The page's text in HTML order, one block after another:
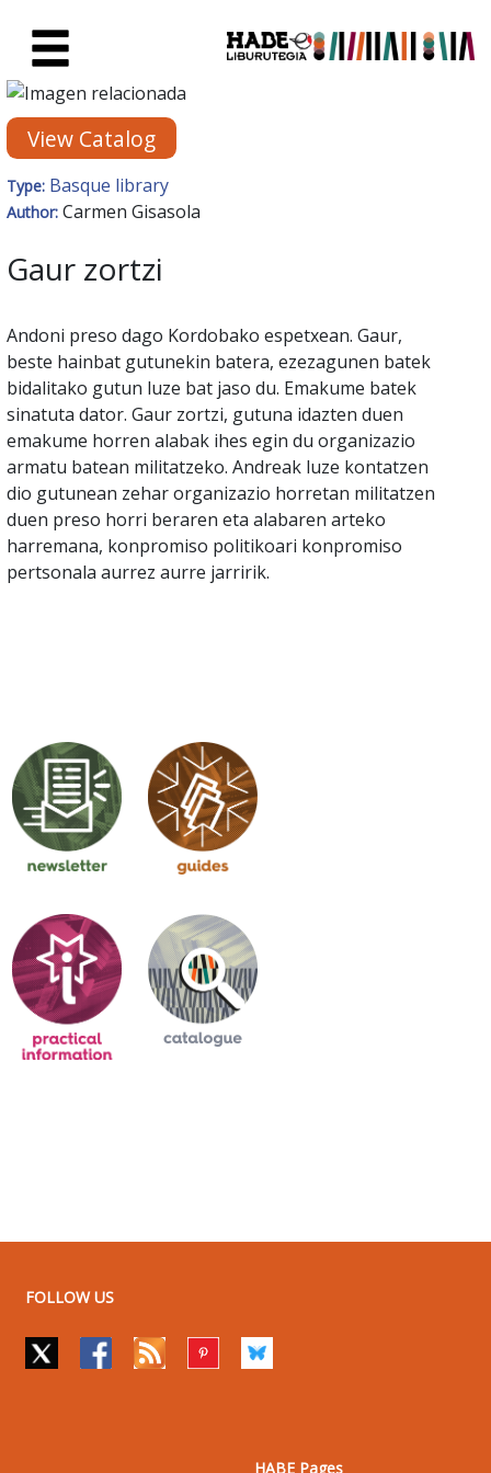
New Books Card - Liburutegia
View Catalog
Type: Basque library
Author: Carmen Gisasola
Gaur zortzi
Andoni preso dago Kordobako espetxean. Gaur,
beste hainbat gutunekin batera, ezezagunen batek
bidalitako gutun luze bat jaso du. Emakume batek
sinatuta dator. Gaur zortzi, gutuna idazten duen
emakume horren alabak ihes egin du organizazio
armatu batean militatzeko. Andreak luze kontatzen
dio gutunean zehar organizazio horretan militatzen
duen preso horri beraren eta alabaren arteko
harremana, konpromiso politikoari konpromiso
pertsonala aurrez aurre jarririk.
FOLLOW US
HABE Pages